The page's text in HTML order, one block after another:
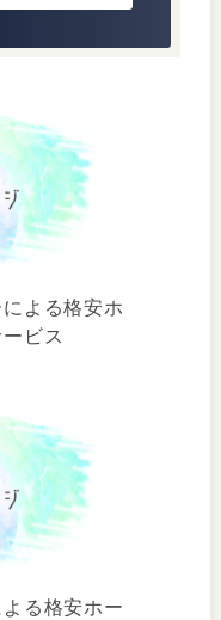
よる格安ホ
ビス
る格安ホー